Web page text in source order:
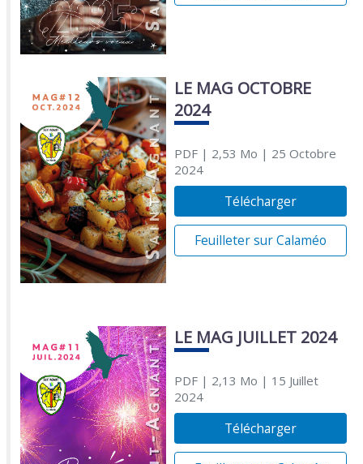
LE MAG OCTOBRE
2024
PDF| 2,53 Mo | 25 Octobre
2024
Télécharger
Feuilleter sur Calaméo
LE MAG JUILLET 2024
PDF| 2,13 Mo | 15 Juillet
2024
Télécharger